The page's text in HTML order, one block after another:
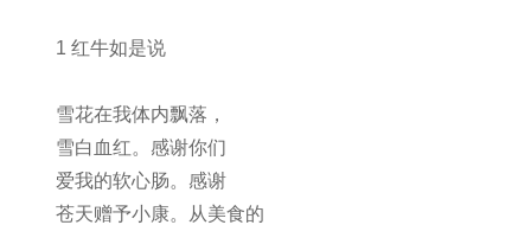
1 红牛如是说
雪花在我体内飘落，
雪白血红。感谢你们
爱我的软心肠。感谢
苍天赠予小康。从美食的